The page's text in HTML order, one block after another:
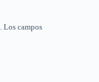
Los campos